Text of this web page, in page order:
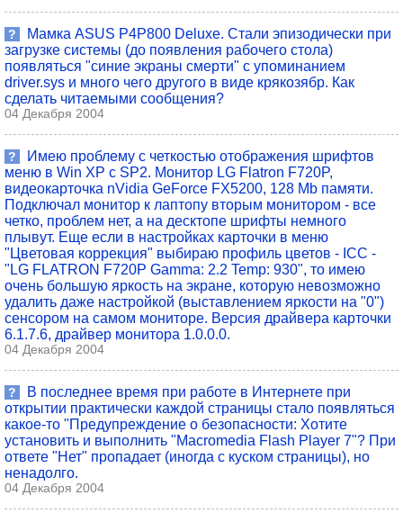
?
Мамка ASUS P4P800 Deluxe. Стали эпизодически при
загрузке системы (до появления рабочего стола)
появляться "синие экраны смерти" с упоминанием
driver.sys и много чего другого в виде крякозябр. Как
сделать читаемыми сообщения?
04 Декабря 2004
?
Имею проблему с четкостью отображения шрифтов
меню в Win XP с SP2. Монитор LG Flatron F720P,
видеокарточка nVidia GeForce FX5200, 128 Mb памяти.
Подключал монитор к лаптопу вторым монитором - все
четко, проблем нет, а на десктопе шрифты немного
плывут. Еще если в настройках карточки в меню
"Цветовая коррекция" выбираю профиль цветов - ICC -
"LG FLATRON F720P Gamma: 2.2 Temp: 930", то имею
очень большую яркость на экране, которую невозможно
удалить даже настройкой (выставлением яркости на "0")
сенсором на самом мониторе. Версия драйвера карточки
6.1.7.6, драйвер монитора 1.0.0.0.
04 Декабря 2004
?
В последнее время при работе в Интернете при
открытии практически каждой страницы стало появляться
какое-то "Предупреждение о безопасности: Хотите
установить и выполнить "Macromedia Flash Player 7"? При
ответе "Нет" пропадает (иногда с куском страницы), но
ненадолго.
04 Декабря 2004